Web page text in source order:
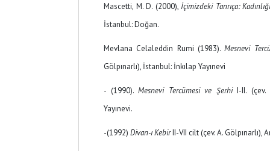
Mascetti, M. D. (2000), İçimizdeki Tanrıça:
İstanbul: Doğan.
Mevlana Celaleddin Rumi (1983).Mesnevi
Gölpınarlı), İstanbul: İnkılap Yayınevi
- (1990).Mesnevi Tercümesi ve ŞerhiI-II. (çev.
Yayınevi.
-(1992) Divan-ı KebirII-VII cilt (çev. A. Gölpınarlı),